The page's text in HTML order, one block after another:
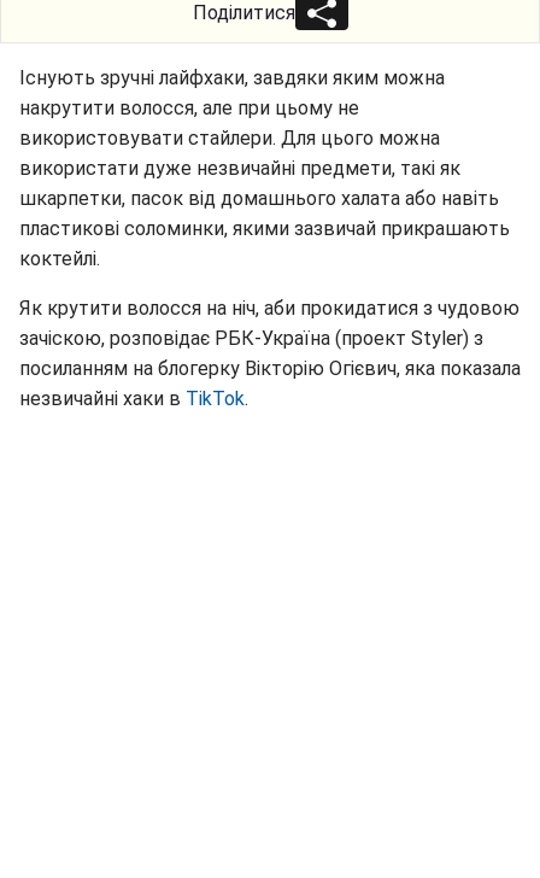
Поділитися
Існують зручні лайфхаки, завдяки яким можна
накрутити волосся, але при цьому не
використовувати стайлери. Для цього можна
використати дуже незвичайні предмети, такі як
шкарпетки, пасок від домашнього халата або навіть
пластикові соломинки, якими зазвичай прикрашають
коктейлі.
Як крутити волосся на ніч, аби прокидатися з чудовою
зачіскою, розповідає РБК-Україна (проект Styler) з
посиланням на блогерку Вікторію Огієвич, яка показала
незвичайні хаки в TikTok.